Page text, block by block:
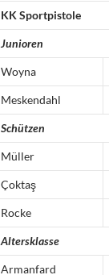
KK Sportpistole
Junioren
Woyna
Meskendahl
Schützen
Müller
Çoktaş
Rocke
Altersklasse
Armanfard